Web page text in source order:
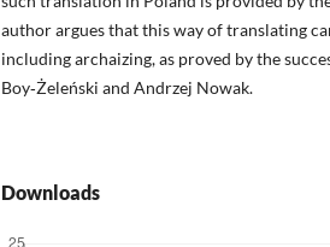
author argues that this way of translating
including archaizing, as proved by the
Boy‑Żeleński and Andrzej Nowak.
Downloads